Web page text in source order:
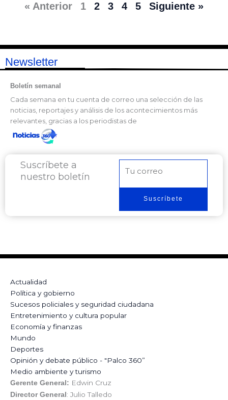
« Anterior 1 2 3 4 5 Siguiente »
Newsletter
Boletín semanal
Cada semana en tu cuenta de correo una selección de las
noticias, reportajes y análisis de los acontecimientos más
relevantes, gracias a los periodistas de
Suscríbete a
nuestro boletín
electrónico
Suscríbete
Actualidad
Política y gobierno
Sucesos policiales y seguridad ciudadana
Entretenimiento y cultura popular
Economía y finanzas
Mundo
Deportes
Opinión y debate público - "Palco 360”
Medio ambiente y turismo
Gerente General: Edwin Cruz
Director General : Julio Talledo